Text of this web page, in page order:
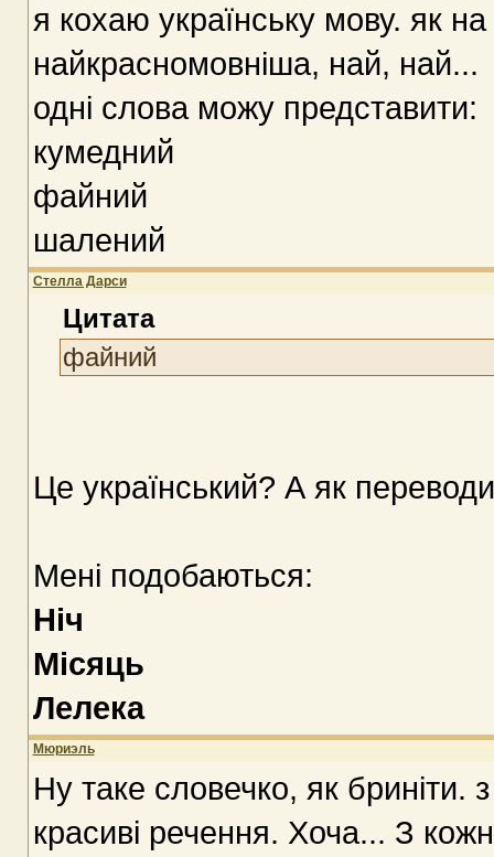
я кохаю українську мову. як
найкрасномовніша, най, най...
одні слова можу представити:
кумедний
файний
шалений
Стелла Дарси
Цитата
файний
Це український? А як
Мені подобаються:
Ніч
Місяць
Лелека
Мюриэль
Ну таке словечко, як
красиві речення. Хоча... З